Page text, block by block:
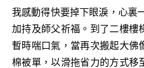
我感動得快要掉下眼淚，心裏
加持及師父祈福。到了二樓樓
暫時喘口氣，當再次搬起大佛
棉被單，以滑拖省力的方式移